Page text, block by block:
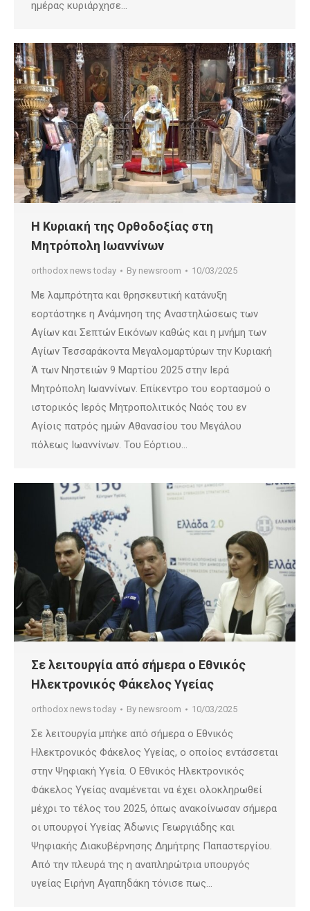
ημέρας κυριάρχησε…
Η Κυριακή της Ορθοδοξίας στη
Μητρόπολη Ιωαννίνων
orthodox news today By newsroom 10/03/2025
Με λαμπρότητα και θρησκευτική κατάνυξη
εορτάστηκε η Ανάμνηση της Αναστηλώσεως των
Αγίων και Σεπτών Εικόνων καθώς και η μνήμη των
Αγίων Τεσσαράκοντα Μεγαλομαρτύρων την Κυριακή
Ά των Νηστειών 9 Μαρτίου 2025 στην Ιερά
Μητρόπολη Ιωαννίνων. Επίκεντρο του εορτασμού ο
ιστορικός Ιερός Μητροπολιτικός Ναός του εν
Αγίοις πατρός ημών Αθανασίου του Μεγάλου
πόλεως Ιωαννίνων. Του Εόρτιου…
Σε λειτουργία από σήμερα ο Εθνικός
Ηλεκτρονικός Φάκελος Υγείας
orthodox news today By newsroom 10/03/2025
Σε λειτουργία μπήκε από σήμερα ο Εθνικός
Ηλεκτρονικός Φάκελος Υγείας, ο οποίος εντάσσεται
στην Ψηφιακή Υγεία. Ο Εθνικός Ηλεκτρονικός
Φάκελος Υγείας αναμένεται να έχει ολοκληρωθεί
μέχρι το τέλος του 2025, όπως ανακοίνωσαν σήμερα
οι υπουργοί Υγείας Άδωνις Γεωργιάδης και
Ψηφιακής Διακυβέρνησης Δημήτρης Παπαστεργίου.
Από την πλευρά της η αναπληρώτρια υπουργός
υγείας Ειρήνη Αγαπηδάκη τόνισε πως…